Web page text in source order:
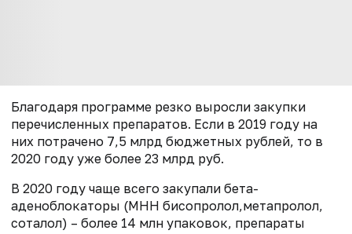
Благодаря программе резко выросли закупки
перечисленных препаратов. Если в 2019 году на
них потрачено 7,5 млрд бюджетных рублей, то в
2020 году уже более 23 млрд руб.
В 2020 году чаще всего закупали бета-
аденоблокаторы (МНН бисопролол,метапролол,
соталол) – более 14 млн упаковок, препараты